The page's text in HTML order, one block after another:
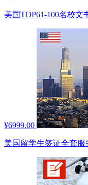
美国TOP61-100名校文
¥6999.00
美国留学生签证全套服